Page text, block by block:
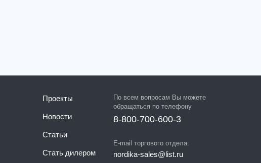
Проекты
Новости
Статьи
Стать дилером
По всем вопросам Вы можете
обращаться по телефону
8-800-700-600-3
E-mail торгового отдела:
nordika-sales@list.ru